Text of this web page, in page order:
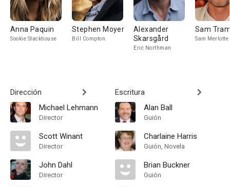
Anna Paquin
Sookie Stackhouse
Stephen Moyer
Bill Compton
Alexander
Skarsgård
Eric Northman
Sam
Sam Merlotte
Dirección
Michael Lehmann
Director
Scott Winant
Director
John Dahl
Director
Escritura
Alan Ball
Guión
Charlaine Harris
Guión, Novela
Brian Buckner
Guión